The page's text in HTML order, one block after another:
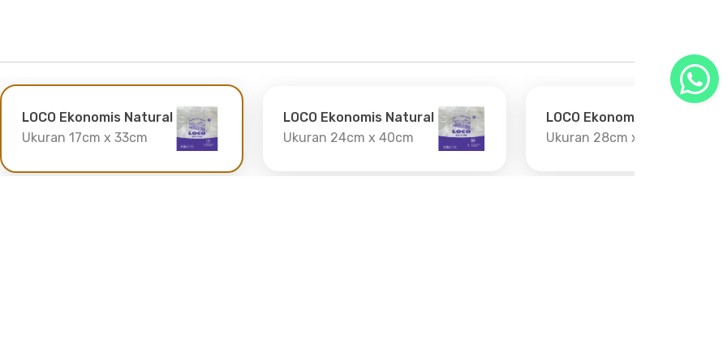
LOCO Ekonomis Natural
Ukuran 17cm x 33cm
LOCO Ekonomis Natural
Ukuran 24cm x 40cm
LOCO Ekonomis Natural
Ukuran 28cm x 48cm